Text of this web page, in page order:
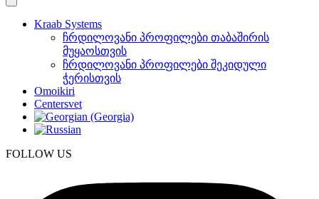
Kraab Systems
ჩრდილოვანი პროფილები თაბაშირის
მუყაოსთვის
ჩრდილოვანი პროფილები შეკიდული
ჭერისთვის
Omoikiri
Centersvet
FOLLOW US